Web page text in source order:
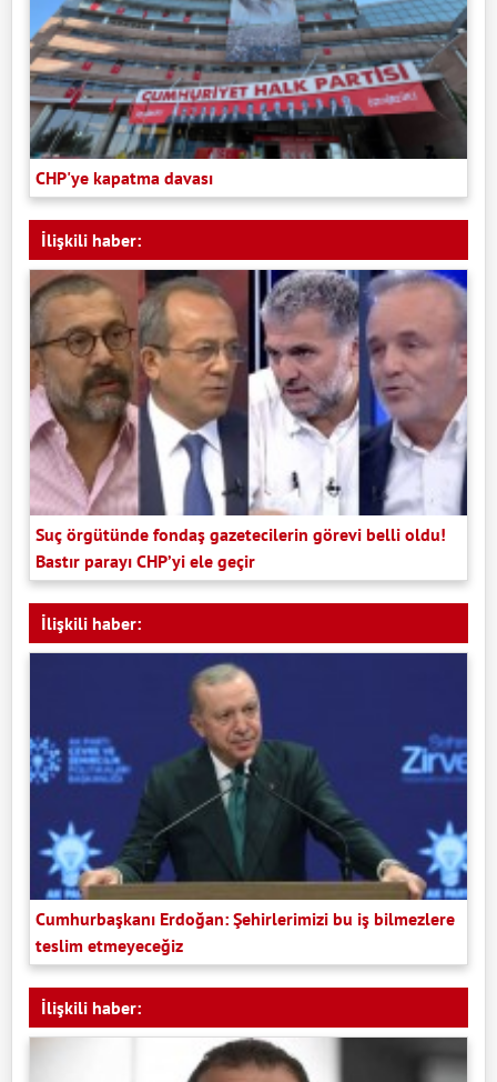
CHP'ye kapatma davası
İlişkili haber:
Suç örgütünde fondaş gazetecilerin görevi belli oldu!
Bastır parayı CHP’yi ele geçir
İlişkili haber:
Cumhurbaşkanı Erdoğan: Şehirlerimizi bu iş bilmezlere
teslim etmeyeceğiz
İlişkili haber: